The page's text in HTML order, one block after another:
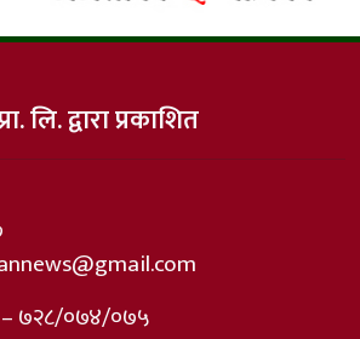
लि. द्वारा प्रकाशित
– ७२८/०७४/०७५